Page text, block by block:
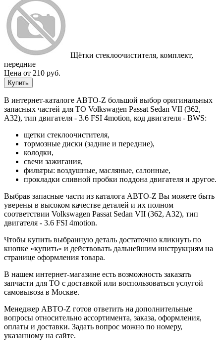
Щётки стеклоочистителя, комплект,
передние
Цена от 210 руб.
Купить
В интернет-каталоге АВТО-Z большой выбор оригинальных
запасных частей для ТО Volkswagen Passat Sedan VII (362,
A32), тип двигателя - 3.6 FSI 4motion, код двигателя - BWS:
щетки стеклоочистителя,
тормозные диски (задние и передние),
колодки,
свечи зажигания,
фильтры: воздушные, масляные, салонные,
прокладки сливной пробки поддона двигателя и другое.
Выбрав запасные части из каталога АВТО-Z Вы можете быть
уверены в высоком качестве деталей и их полном
соответствии Volkswagen Passat Sedan VII (362, A32), тип
двигателя - 3.6 FSI 4motion.
Чтобы купить выбранную деталь достаточно кликнуть по
кнопке «купить» и действовать дальнейшим инструкциям на
странице оформления товара.
В нашем интернет-магазине есть возможность заказать
запчасти для ТО с доставкой или воспользоваться услугой
самовывоза в Москве.
Менеджер АВТО-Z готов ответить на дополнительные
вопросы относительно ассортимента, заказа, оформления,
оплаты и доставки. Задать вопрос можно по номеру,
указанному на сайте.